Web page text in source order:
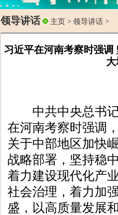
领导讲话 主页> 领导讲话>
习近平在河南考察时强
中共中央总书记
在河南考察时强调
关于中部地区加快
战略部署，坚持稳
着力建设现代化产
社会治理，着力加
盛，以高质量发展